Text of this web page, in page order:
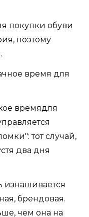
покупки обуви
поэтому
время для
времядля
тот случай,
два дня
изнашивается
брендовая.
чем она на